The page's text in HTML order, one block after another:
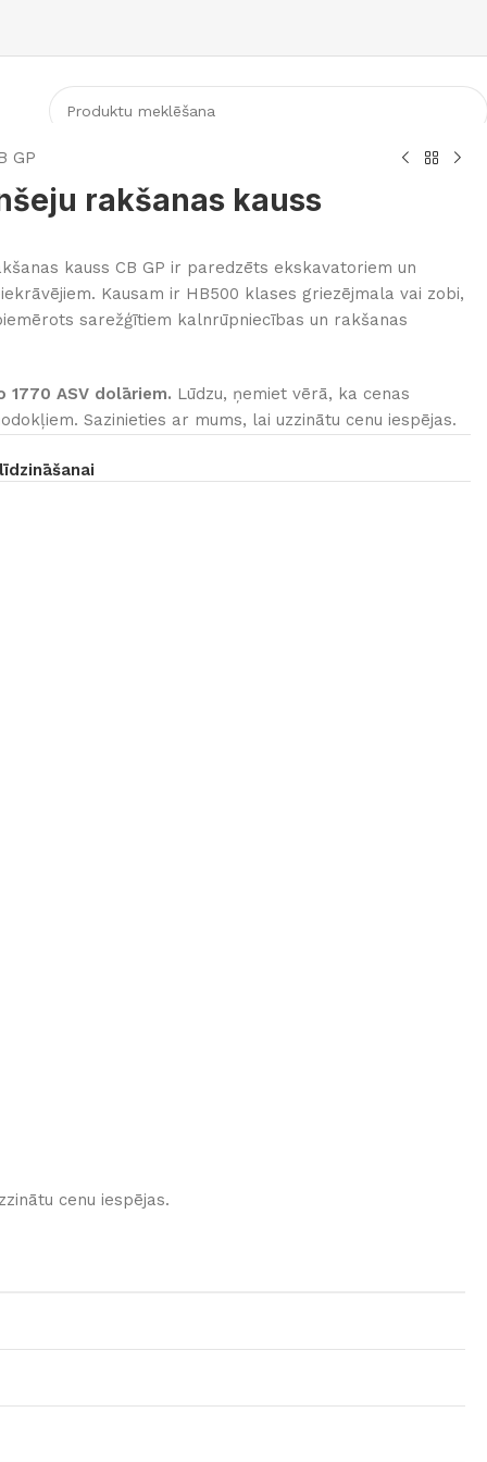
GP
rakšanas kauss
kauss CB GP ir paredzēts ekskavatoriem un
Kausam ir HB500 klases griezējmala vai zobi,
sarežģītiem kalnrūpniecības un rakšanas
1770 ASV dolāriem. Lūdzu, ņemiet vērā, ka cenas
Sazinieties ar mums, lai uzzinātu cenu iespējas.
cenu iespējas.